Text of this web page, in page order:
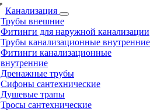
Канализация
Трубы внешние
Фитинги для наружной канализации
Трубы канализационные внутренние
Фитинги канализационные
внутренние
Дренажные трубы
Сифоны сантехнические
Душевые трапы
Тросы сантехнические